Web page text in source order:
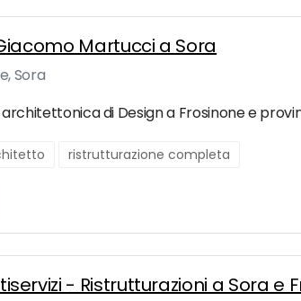
Martucci a Sora
Sora
di Design a Frosinone e
ristrutturazione completa
- Ristrutturazioni a Sora e